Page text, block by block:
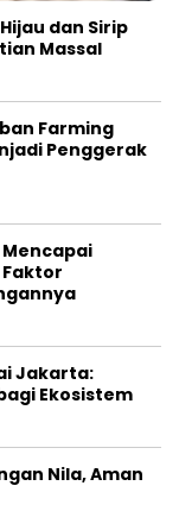
dan Sirip
Massal
Farming
Penggerak
Mencapai
Jakarta:
Ekosistem
Nila, Aman